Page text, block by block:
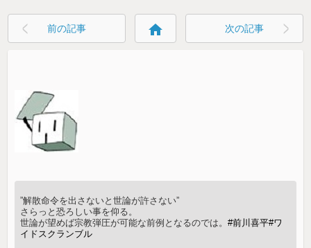
前の記事 home 次の記事
”解散命令を出さないと世論が許さない”
さらっと恐ろしい事を仰る。
世論が望めば宗教弾圧が可能な前例となるのでは。#前川喜平#ワ
イドスクランブル